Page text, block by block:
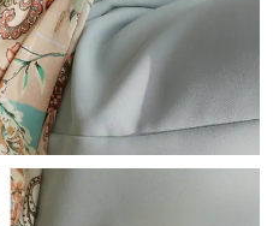
& balm
devices
hydration
devices
Whitening Set
device & 18% PAP gel
toothbrushes
anti-aging set
primer
& décolleté LED mask
hand mask
Serum
probiotic serum
Light Therapy
Serum
预计送达日期12/8/26
预计送达日期
预计送达日期12/8/26